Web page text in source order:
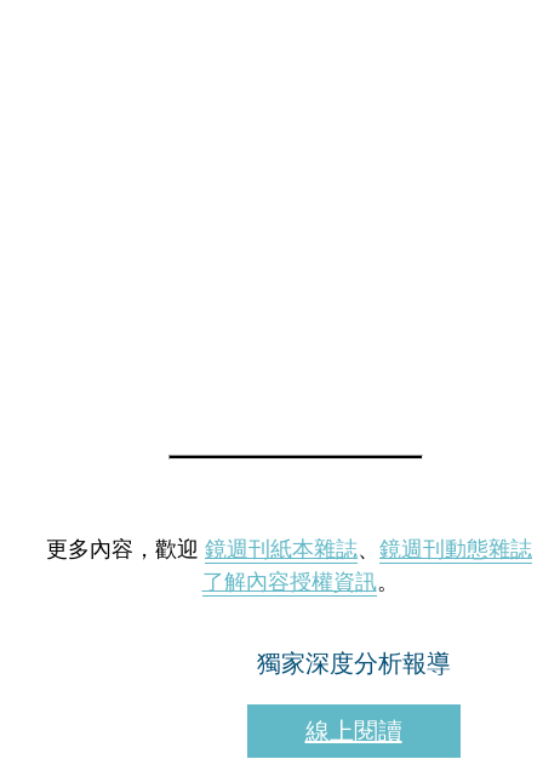
更多內容，歡迎 鏡週刊紙本雜誌、 鏡週刊動態雜誌
了解內容授權資訊。
獨家深度分析報導
線上閱讀